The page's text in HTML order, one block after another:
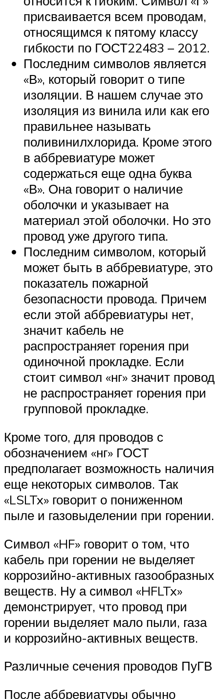
присваивается всем проводам,
относящимся к пятому классу
гибкости по ГОСТ22483 – 2012.
Последним символов является
«В», который говорит о типе
изоляции. В нашем случае это
изоляция из винила или как его
правильнее называть
поливинилхлорида. Кроме этого
в аббревиатуре может
содержаться еще одна буква
«В». Она говорит о наличие
оболочки и указывает на
материал этой оболочки. Но это
провод уже другого типа.
Последним символом, который
может быть в аббревиатуре, это
показатель пожарной
безопасности провода. Причем
если этой аббревиатуры нет,
значит кабель не
распространяет горения при
одиночной прокладке. Если
стоит символ «нг» значит провод
не распространяет горения при
групповой прокладке.
Кроме того, для проводов с
обозначением «нг» ГОСТ
предполагает возможность наличия
еще некоторых символов. Так
«LSLTx» говорит о пониженном
пыле и газовыделении при горении.
Символ «HF» говорит о том, что
кабель при горении не выделяет
коррозийно-активных газообразных
веществ. Ну а символ «HFLTx»
демонстрирует, что провод при
горении выделяет мало пыли, газа
и коррозийно-активных веществ.
Различные сечения проводов ПуГВ
После аббревиатуры обычно